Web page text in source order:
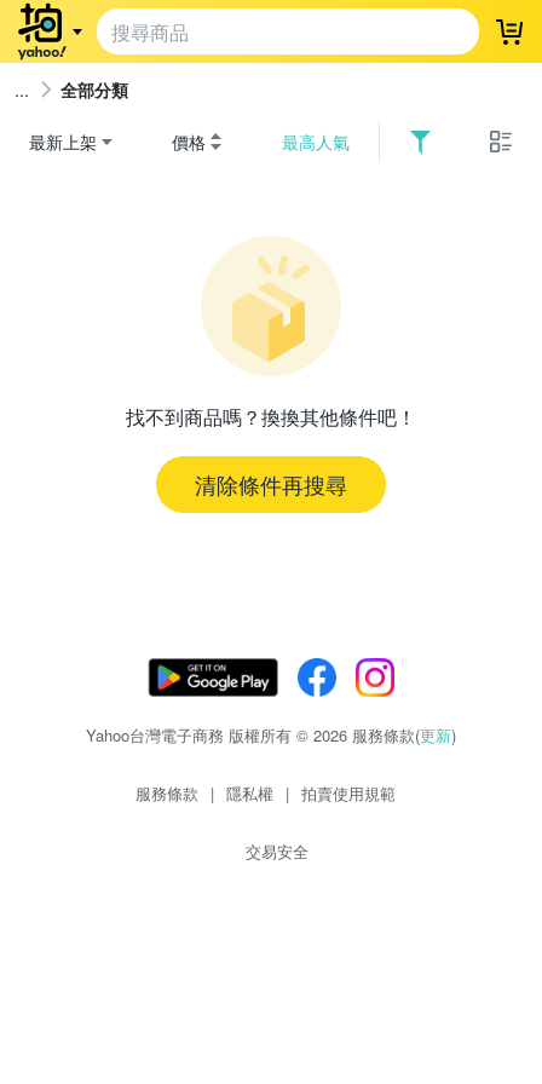
登
全部分類
最新上架 價格 最高人氣
找不到商品嗎？換換其他條件吧！
清除條件再搜尋
Yahoo台灣電子商務 版權所有 © 2026 服務條款(更新)
服務條款 | 隱私權 | 拍賣使用規範
交易安全